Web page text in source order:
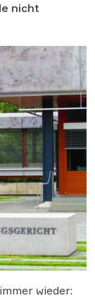
nicht
wieder: